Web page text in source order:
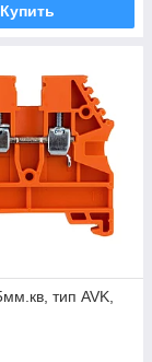
Купить
тип AVK,